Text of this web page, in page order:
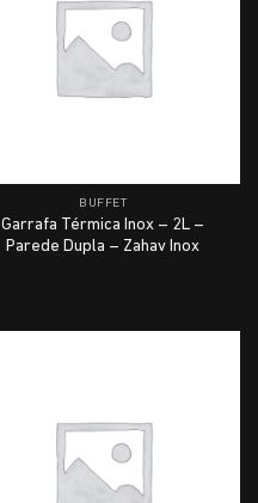
BUFFET
Garrafa Térmica Inox – 2L –
Parede Dupla – Zahav Inox